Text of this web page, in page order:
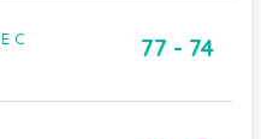
C 77 - 74